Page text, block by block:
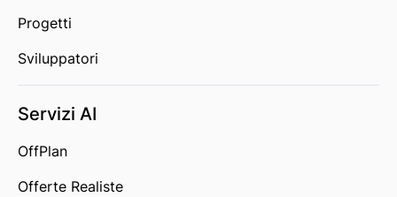
Progetti
Sviluppatori
Servizi AI
OffPlan
Offerte Realiste